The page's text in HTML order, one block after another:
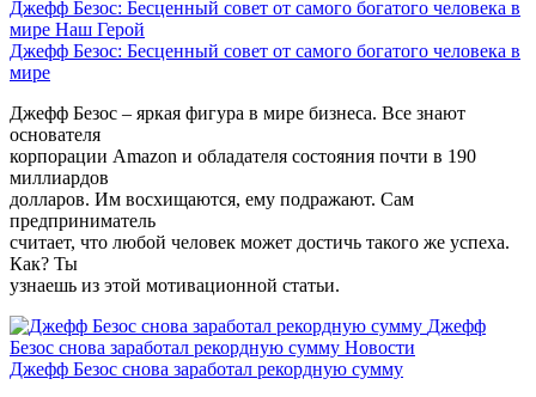
Джефф Безос: Бесценный совет от самого богатого человека в
мире Наш Герой
Джефф Безос: Бесценный совет от самого богатого человека в
мире
Джефф Безос – яркая фигура в мире бизнеса. Все знают
основателя
корпорации Amazon и обладателя состояния почти в 190
миллиардов
долларов. Им восхищаются, ему подражают. Сам
предприниматель
считает, что любой человек может достичь такого же успеха.
Как? Ты
узнаешь из этой мотивационной статьи.
Джефф
Безос снова заработал рекордную сумму Новости
Джефф Безос снова заработал рекордную сумму